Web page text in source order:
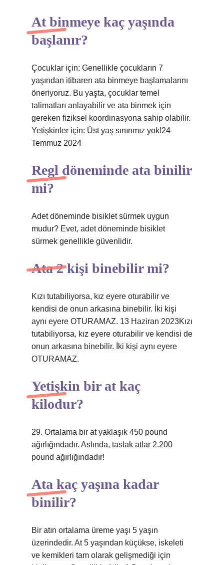
At binmeye kaç yaşında
başlanır?
Çocuklar için: Genellikle çocukların 7
yaşından itibaren ata binmeye başlamalarını
öneriyoruz. Bu yaşta, çocuklar temel
talimatları anlayabilir ve ata binmek için
gereken fiziksel koordinasyona sahip olabilir.
Yetişkinler için: Üst yaş sınırımız yok!24
Temmuz 2024
Regl döneminde ata binilir
mi?
Adet döneminde bisiklet sürmek uygun
mudur? Evet, adet döneminde bisiklet
sürmek genellikle güvenlidir.
Ata 2 kişi binebilir mi?
Kızı tutabiliyorsa, kız eyere oturabilir ve
kendisi de onun arkasına binebilir. İki kişi
aynı eyere OTURAMAZ. 13 Haziran 2023Kızı
tutabiliyorsa, kız eyere oturabilir ve kendisi de
onun arkasına binebilir. İki kişi aynı eyere
OTURAMAZ.
Yetişkin bir at kaç
kilodur?
29. Ortalama bir at yaklaşık 450 pound
ağırlığındadır. Aslında, taslak atlar 2.200
pound ağırlığındadır!
Ata kaç yaşına kadar
binilir?
Bir atın ortalama üreme yaşı 5 yaşın
üzerindedir. At 5 yaşından küçükse, iskeleti
ve kemikleri tam olarak gelişmediği için